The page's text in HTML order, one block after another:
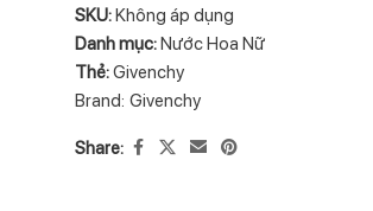
SKU:Không áp dụng
Danh mục:Nước Hoa Nữ
Thẻ:Givenchy
Brand: Givenchy
Share: